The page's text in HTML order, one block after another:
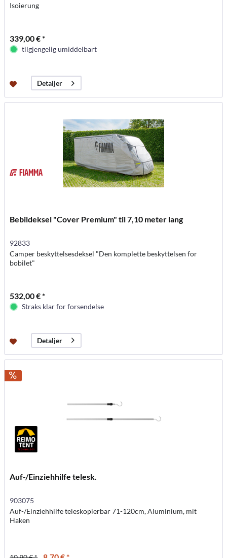
Isoierung
339,00 € *
tilgjengelig umiddelbart
Detaljer
Bebildeksel "Cover Premium" til 7,10 meter lang
92833
Camper beskyttelsesdeksel "Den komplette beskyttelsen for
bobilet"
532,00 € *
Straks klar for forsendelse
Detaljer
Auf-/Einziehhilfe telesk.
903075
Auf-/Einziehhilfe teleskopierbar 71-120cm, Aluminium, mit
Haken